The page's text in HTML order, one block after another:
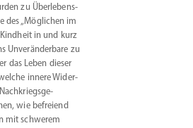
zu Überle­bens­
des „Möglichen im
in und kurz
Unver­än­derbare zu
das Leben dieser
innere Wider­
wie befreiend
mit schwerem